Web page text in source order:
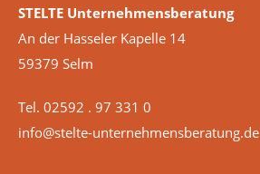
STELTE Unternehmensberatung
An der Hasseler Kapelle 14
59379 Selm
Tel. 02592 . 97 331 0
info@stelte-unternehmensberatung.de